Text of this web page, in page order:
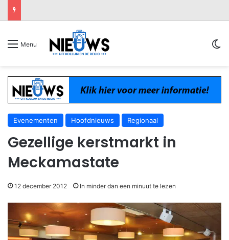
Menu
Evenementen Hoofdnieuws Regionaal
Gezellige kerstmarkt in
Meckamastate
12 december 2012 In minder dan een minuut te lezen